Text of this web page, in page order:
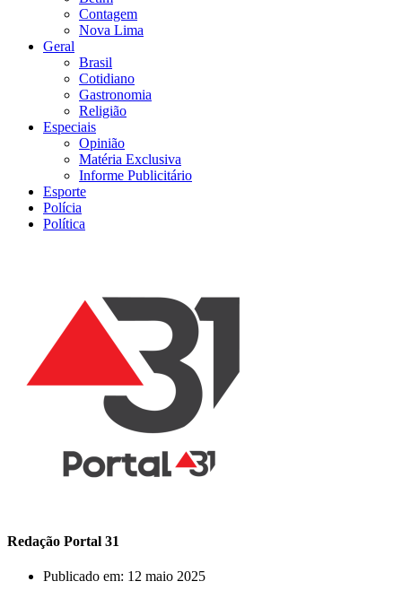
Contagem
Nova Lima
Geral
Brasil
Cotidiano
Gastronomia
Religião
Especiais
Opinião
Matéria Exclusiva
Informe Publicitário
Esporte
Polícia
Política
Redação Portal 31
Publicado em: 12 maio 2025